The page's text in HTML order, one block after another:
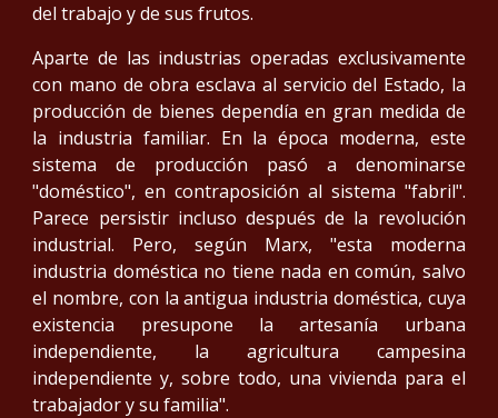
del trabajo y de sus frutos.
Aparte de las industrias operadas exclusivamente
con mano de obra esclava al servicio del Estado, la
producción de bienes dependía en gran medida de
la industria familiar. En la época moderna, este
sistema de producción pasó a denominarse
"doméstico", en contraposición al sistema "fabril".
Parece persistir incluso después de la revolución
industrial. Pero, según Marx, "esta moderna
industria doméstica no tiene nada en común, salvo
el nombre, con la antigua industria doméstica, cuya
existencia presupone la artesanía urbana
independiente, la agricultura campesina
independiente y, sobre todo, una vivienda para el
trabajador y su familia".